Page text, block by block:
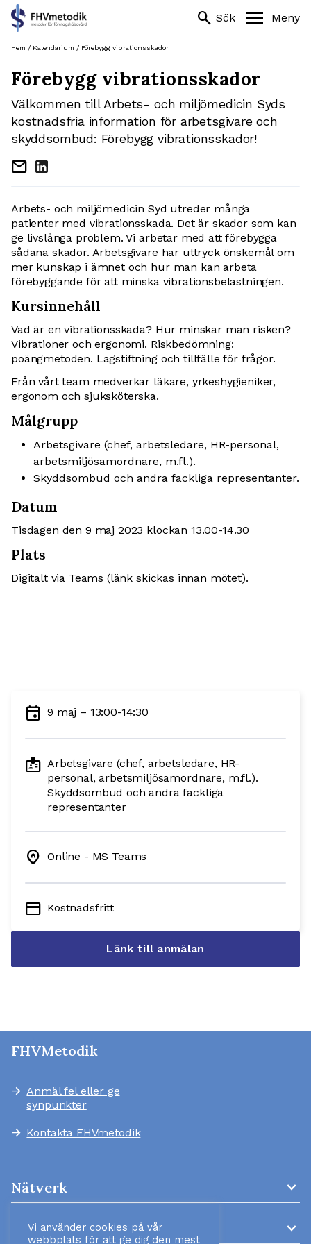
Hoppa
innehåll
search Sök Meny
Sök
efter:
search
Hem / Kalendarium / Förebygg vibrationsskador
Förebygg vibrationsskador
Välkommen till Arbets- och miljömedicin Syds
kostnadsfria information för arbetsgivare och
skyddsombud: Förebygg vibrationsskador!
mail
Arbets- och miljömedicin Syd utreder många
patienter med vibrationsskada. Det är skador som kan
ge livslånga problem. Vi arbetar med att förebygga
sådana skador. Arbetsgivare har uttryck önskemål om
mer kunskap i ämnet och hur man kan arbeta
förebyggande för att minska vibrationsbelastningen.
Kursinnehåll
Vad är en vibrationsskada? Hur minskar man risken?
Vibrationer och ergonomi. Riskbedömning:
poängmetoden. Lagstiftning och tillfälle för frågor.
Från vårt team medverkar läkare, yrkeshygieniker,
ergonom och sjuksköterska.
Målgrupp
Arbetsgivare (chef, arbetsledare, HR-personal,
arbetsmiljösamordnare, m.fl.).
Skyddsombud och andra fackliga representanter.
Datum
Tisdagen den 9 maj 2023 klockan 13.00-14.30
Plats
Digitalt via Teams (länk skickas innan mötet).
event 9 maj – 13:00-14:30
badge Arbetsgivare (chef, arbetsledare, HR-
personal, arbetsmiljösamordnare, m.fl.).
Skyddsombud och andra fackliga
representanter
home_pin Online - MS Teams
credit_card Kostnadsfritt
Länk till anmälan
FHVMetodik
arrow_forward Anmäl fel eller ge
synpunkter
arrow_forward Kontakta FHVmetodik
Nätverk expand_more
AMM-kliniker expand_more
Vi använder cookies på vår
webbplats för att ge dig den mest